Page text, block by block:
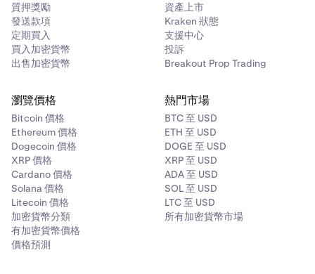
質押獎勵
發送款項
定期買入
買入加密貨幣
出售加密貨幣
資產上市
Kraken 狀態
支援中心
投訴
Breakout Prop Trading
瀏覽價格
Bitcoin 價格
Ethereum 價格
Dogecoin 價格
XRP 價格
Cardano 價格
Solana 價格
Litecoin 價格
加密貨幣分類
有加密貨幣價格
價格預測
熱門市場
BTC 至 USD
ETH 至 USD
DOGE 至 USD
XRP 至 USD
ADA 至 USD
SOL 至 USD
LTC 至 USD
所有加密貨幣市場